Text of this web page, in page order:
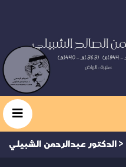
الدكتور عبدالرحمن الشبيلي >